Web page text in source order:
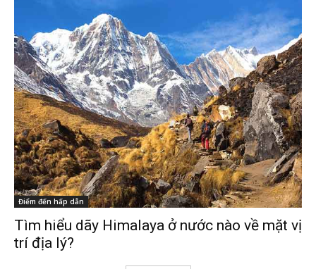
Điểm đến hấp dẫn
Tìm hiểu dãy Himalaya ở nước nào về mặt vị
trí địa lý?